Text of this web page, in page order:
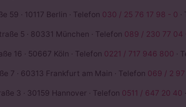
59 · 10117 Berlin · Telefon 030 / 25 76 17 98 - 0
5 · 80331 München · Telefon 089 / 230 77 04
16 · 50667 Köln · Telefon 0221 / 717 946 800 ·
7 · 60313 Frankfurt am Main · Telefon 069 / 2
3 · 30159 Hannover · Telefon 0511 / 647 20 40